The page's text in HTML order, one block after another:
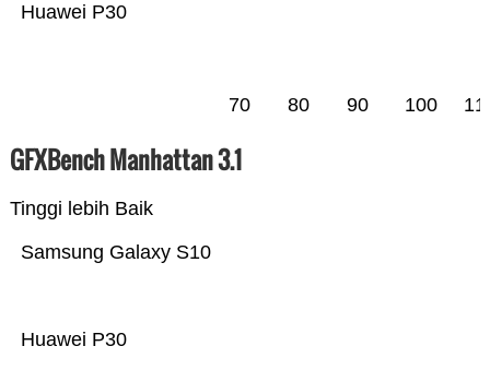
Huawei P30
70 80 90 100
GFXBench Manhattan 3.1
Tinggi lebih Baik
Huawei P30
Samsung Galaxy S10